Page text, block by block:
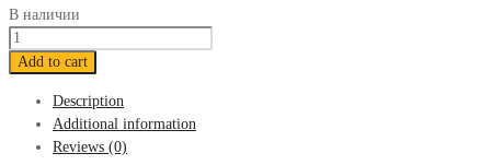
В наличии
Магнитола
Teyes
Nissan
Add to cart
Description
Additional information
Reviews (0)